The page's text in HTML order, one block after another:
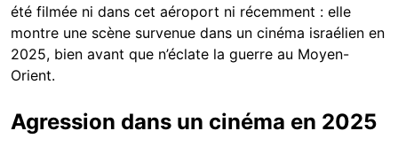
été filmée ni dans cet aéroport ni récemment : elle
montre une scène survenue dans un cinéma israélien en
2025, bien avant que n’éclate la guerre au Moyen-
Orient.
Agression dans un cinéma en 2025